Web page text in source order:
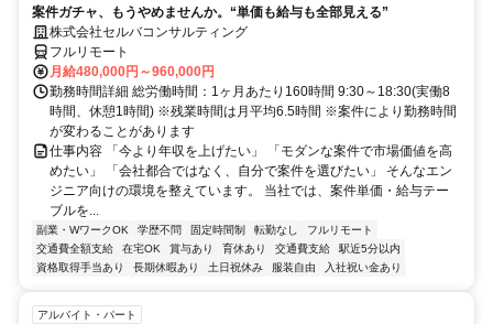
案件ガチャ、もうやめませんか。“単価も給与も全部見える”
株式会社セルバコンサルティング
フルリモート
月給480,000円～960,000円
勤務時間詳細 総労働時間：1ヶ月あたり160時間 9:30～18:30(実働8
時間、休憩1時間) ※残業時間は月平均6.5時間 ※案件により勤務時間
が変わることがあります
仕事内容 「今より年収を上げたい」 「モダンな案件で市場価値を高
めたい」 「会社都合ではなく、自分で案件を選びたい」 そんなエン
ジニア向けの環境を整えています。 当社では、案件単価・給与テー
ブルを...
副業・WワークOK 学歴不問 固定時間制 転勤なし
フルリモート
交通費全額支給
在宅OK 賞与あり 育休あり 交通費支給
駅近5分以内
資格取得手当あり
長期休暇あり 土日祝休み 服装自由 入社祝い金あり
アルバイト・パート